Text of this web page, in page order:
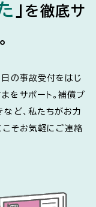
」 を徹底サ
の事故受付をはじ
をサポート。補償プ
など、私たちがお力
こそお気軽にご連絡